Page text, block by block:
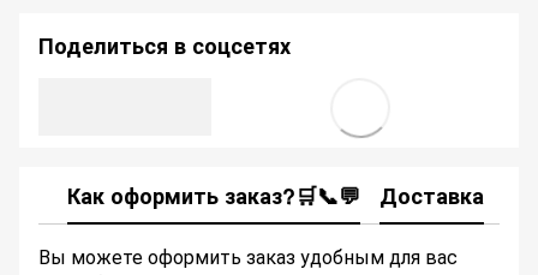
Поделиться в соцсетях
Как оформить заказ?🛒📞💬 Доставка
Вы можете оформить заказ удобным для вас